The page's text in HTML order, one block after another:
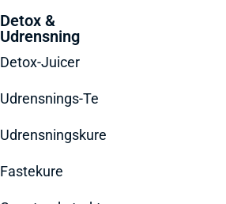
Detox &
Udrensning
Detox-Juicer
Udrensnings-Te
Udrensningskure
Fastekure